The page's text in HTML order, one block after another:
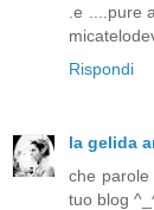
.e ....pure
Rispondi
la gelida
che parole
tuo blog